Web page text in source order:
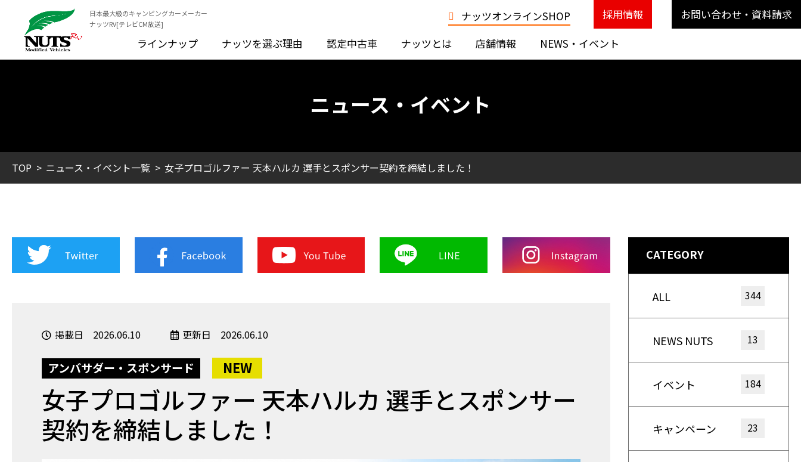
日本最大級のキャンピングカーメーカー
ナッツRV[テレビCM放送]
お問い合わせ・資料請求
ラインナップ
ナッツを選ぶ理由 認定中古車 ナッツとは 店舗情報 NEWS・イベント
ナッツオンラインSHOP 採用情報
ニュース・イベント
TOP ニュース・イベント一覧 女子プロゴルファー 天本ハルカ 選手とスポンサー契約を締結しました！
掲載日 2026.06.10 更新日 2026.06.10
アンバサダー・スポンサード NEW
女子プロゴルファー 天本ハルカ 選手とスポンサー
契約を締結しました！
CATEGORY
ALL 344
NEWS NUTS 13
イベント 184
キャンペーン 23